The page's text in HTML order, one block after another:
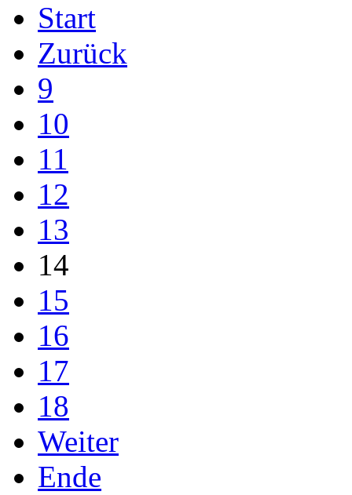
Start
Zurück
9
10
11
12
13
14
15
16
17
18
Weiter
Ende